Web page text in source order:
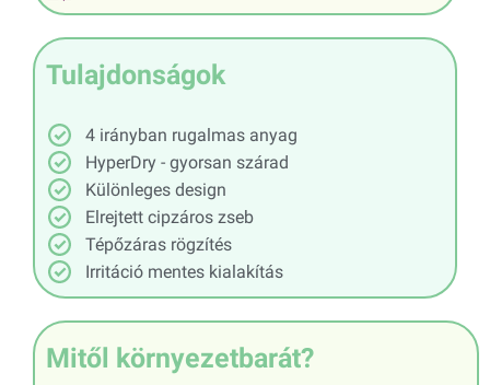
Tulajdonságok
4 irányban rugalmas anyag
HyperDry - gyorsan szárad
Különleges design
Elrejtett cipzáros zseb
Tépőzáras rögzítés
Irritáció mentes kialakítás
Mitől környezetbarát?